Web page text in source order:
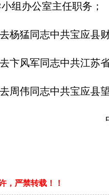
组办公室主任职务；
杨猛同志中共宝应县
卞风军同志中共江苏
周伟同志中共宝应县
共宝
年2
，严禁转载！！